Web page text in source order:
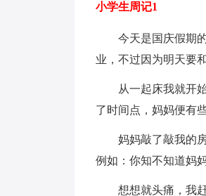
小学生周记1
今天是国庆假期的
业，不过因为明天要
从一起床我就开始
了时间点，妈妈便有
妈妈敲了敲我的房
例如：你知不知道妈
想想就头痛，我赶